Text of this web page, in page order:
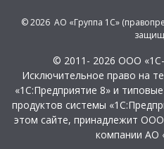
© 2026 АО «Группа 1С»
© 2011- 2026 ООО
Исключительное право на
«1С:Предприятие 8» и
продуктов системы
этом сайте, принадлежит
компании АО